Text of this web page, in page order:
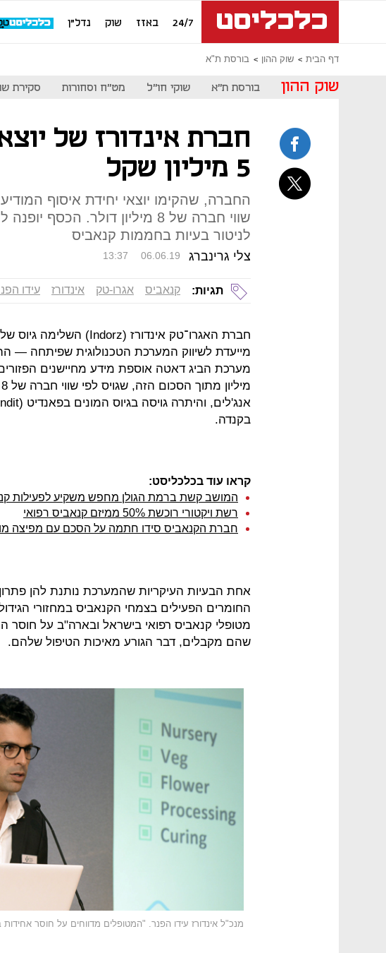
24/7 באזז שוק נדל"ן
דף הבית שוק ההון בורסת ת"א
שוק ההון בורסת ת"א שוקי חו"ל מט"ח וסחורות סקירת
5 מיליון שקל
החברה, שהקימו יוצאי יחידת איסוף
שווי חברה של 8 מיליון דולר.
לניטור בעיות בחממות קנאביס
צלי גרינברג 13:37 06.06.19
תגיות: קנאביס אגרו-טק אינדורז עידו
מייעדת לשיווק המערכת הטכנולוגית שפיתחה —
בקנדה.
קראו עוד בכלכליסט:
המושב קשת ברמת הגולן מחפש משקיע לפעילות
רשת ויקטורי רוכשת 50% ממיזם קנאביס רפואי
חברת הקנאביס סידו חתמה על הסכם עם מפיצה
אחת הבעיות העיקריות שהמערכת נותנת להן
החומרים הפעילים בצמחי הקנאביס במחזורי
מטופלי קנאביס רפואי בישראל ובארה"ב על
שהם מקבלים, דבר הגורע מאיכות הטיפול שלהם.
מנכ"ל אינדורז עידו הפנר. "המטופלים מדווחים על חוסר אחידות